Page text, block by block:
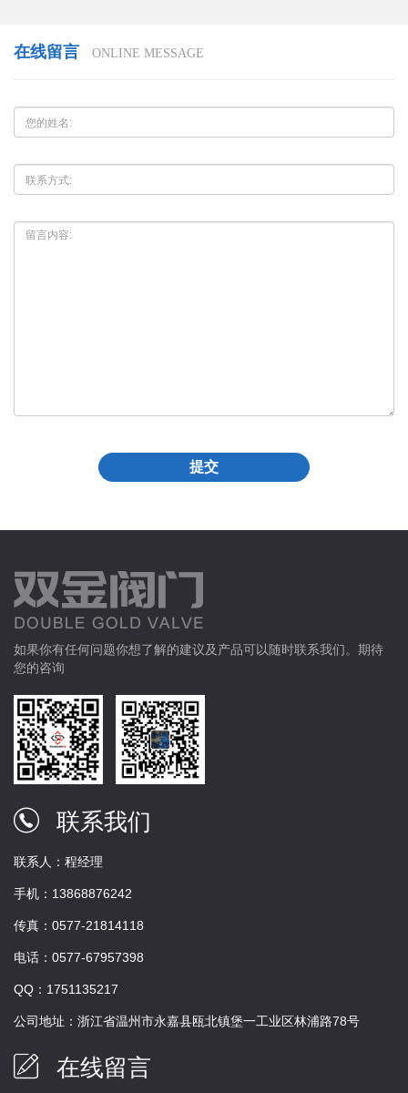
在线留言 ONLINE MESSAGE
如果你有任何问题你想了解的建议及产品可以随时联系我们。期待
您的咨询
联系我们
联系人：程经理
手机：13868876242
传真：0577-21814118
电话：0577-67957398
QQ：1751135217
公司地址：浙江省温州市永嘉县瓯北镇堡一工业区林浦路78号
在线留言